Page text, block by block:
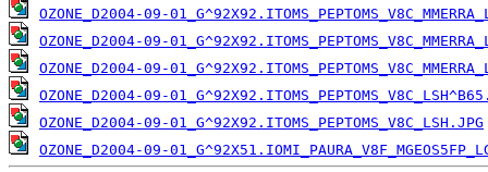
OZONE_D2004-09-
OZONE_D2004-09-
OZONE_D2004-09-
OZONE_D2004-09-
OZONE_D2004-09-01_G^92X92.ITOMS_PEPTOMS_V8C_LSH.JPG
OZONE_D2004-09-